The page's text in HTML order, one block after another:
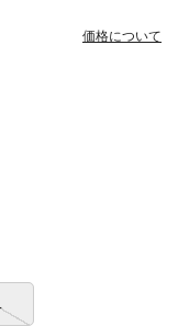
価格について